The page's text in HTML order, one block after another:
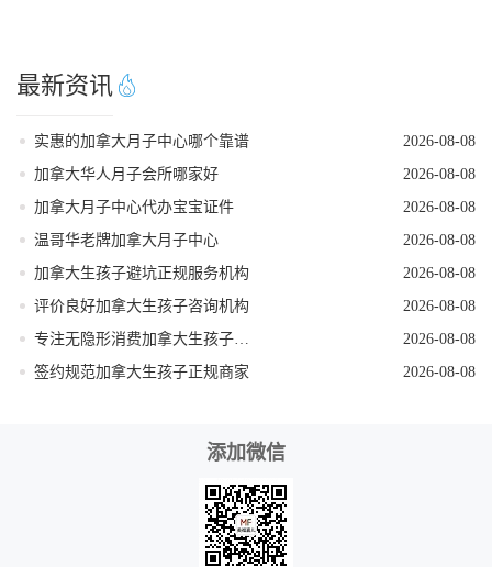
最新资讯
实惠的加拿大月子中心哪个靠谱
2026-08-08
加拿大华人月子会所哪家好
2026-08-08
加拿大月子中心代办宝宝证件
2026-08-08
温哥华老牌加拿大月子中心
2026-08-08
加拿大生孩子避坑正规服务机构
2026-08-08
评价良好加拿大生孩子咨询机构
2026-08-08
2026-08-08
签约规范加拿大生孩子正规商家
2026-08-08
添加微信